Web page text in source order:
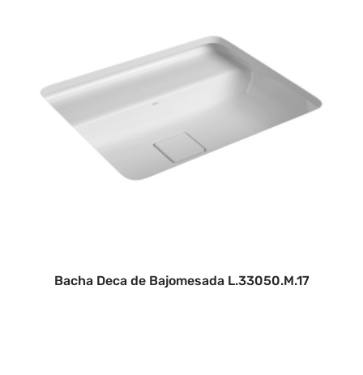
Bacha Deca de Bajomesada L.33050.M.17